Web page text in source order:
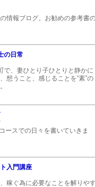
情報ブログ。お勧めの参考書
の日常
で、妻ひとり子ひとりと静かに
想うこと、感じることを“素”の
ースでの日々を書いていきま
入門講座
稼ぐ為に必要なことを解りやす